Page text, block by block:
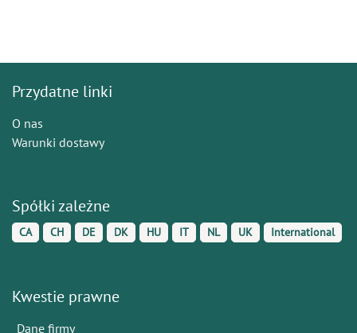
Przydatne linki
O nas
Warunki dostawy
Spółki zależne
CA CH DE DK HU IT NL UK International
Kwestie prawne
Dane firmy